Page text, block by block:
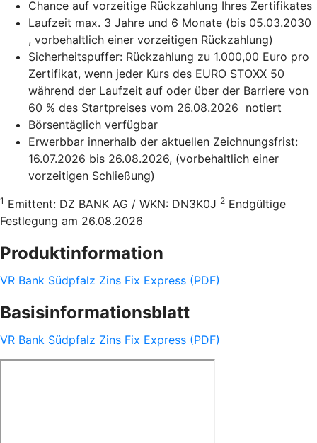
Chance auf vorzeitige Rückzahlung Ihres Zertifikates
Laufzeit max. 3 Jahre und 6 Monate (bis 05.03.2030
, vorbehaltlich einer vorzeitigen Rückzahlung)
Sicherheitspuffer: Rückzahlung zu 1.000,00 Euro pro
Zertifikat, wenn jeder Kurs des EURO STOXX 50
während der Laufzeit auf oder über der Barriere von
60 % des Startpreises vom 26.08.2026 notiert
Börsentäglich verfügbar
Erwerbbar innerhalb der aktuellen Zeichnungsfrist:
16.07.2026 bis 26.08.2026, (vorbehaltlich einer
vorzeitigen Schließung)
1 Emittent: DZ BANK AG / WKN: DN3K0J 2 Endgültige
Festlegung am 26.08.2026
Produktinformation
VR Bank Südpfalz Zins Fix Express (PDF)
Basisinformationsblatt
VR Bank Südpfalz Zins Fix Express (PDF)